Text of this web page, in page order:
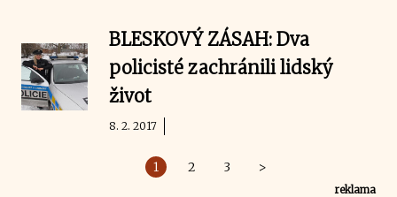
BLESKOVÝ ZÁSAH: Dva
policisté zachránili lidský
život
8. 2. 2017
1 2 3 >
reklama